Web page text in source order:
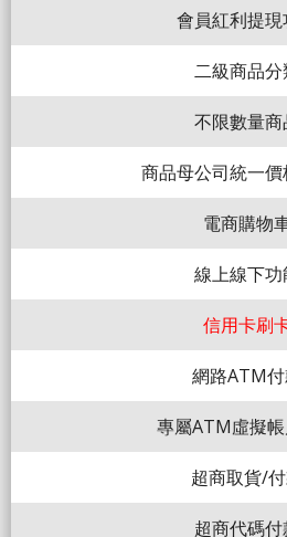
會員紅利提
二級商品分
不限數量商
商品母公司統一
電商購物
線上線下功
信用卡刷
網路ATM
專屬ATM虛擬
超商取貨/
超商代碼付